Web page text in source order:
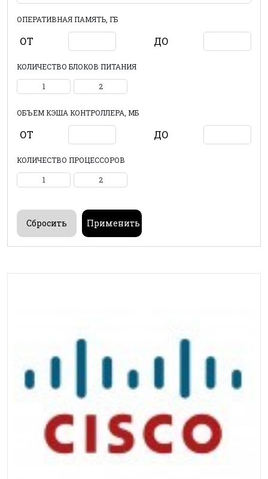
ОПЕРАТИВНАЯ ПАМЯТЬ, ГБ
ОТ ДО
КОЛИЧЕСТВО БЛОКОВ ПИТАНИЯ
1 2
ОБЪЕМ КЭША КОНТРОЛЛЕРА, МБ
ОТ ДО
КОЛИЧЕСТВО ПРОЦЕССОРОВ
1 2